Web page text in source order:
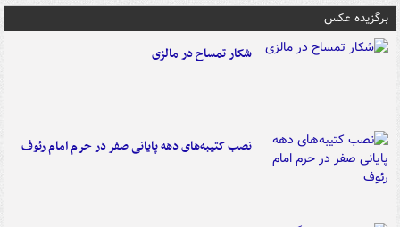
برگزیده عکس
شکار تمساح در مالزی
نصب کتیبه‌های دهه پایانی صفر در حرم امام رئوف